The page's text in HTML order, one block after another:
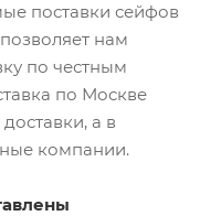
поставки сейфов
нам
по честным
по Москве
а в
компании.